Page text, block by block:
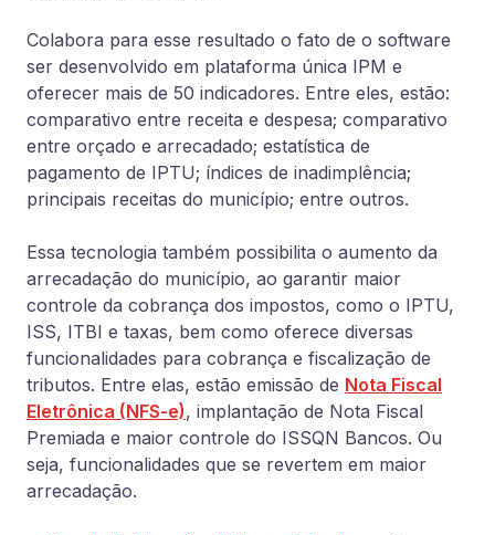
Colabora para esse resultado o fato de o software
ser desenvolvido em plataforma única IPM e
oferecer mais de 50 indicadores. Entre eles, estão:
comparativo entre receita e despesa; comparativo
entre orçado e arrecadado; estatística de
pagamento de IPTU; índices de inadimplência;
principais receitas do município; entre outros.
Essa tecnologia também possibilita o aumento da
arrecadação do município, ao garantir maior
controle da cobrança dos impostos, como o IPTU,
ISS, ITBI e taxas, bem como oferece diversas
funcionalidades para cobrança e fiscalização de
tributos. Entre elas, estão emissão de Nota Fiscal
Eletrônica (NFS-e), implantação de Nota Fiscal
Premiada e maior controle do ISSQN Bancos. Ou
seja, funcionalidades que se revertem em maior
arrecadação.